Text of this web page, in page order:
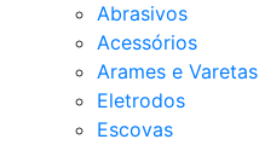
Abrasivos
Acessórios
Arames e Varetas
Eletrodos
Escovas